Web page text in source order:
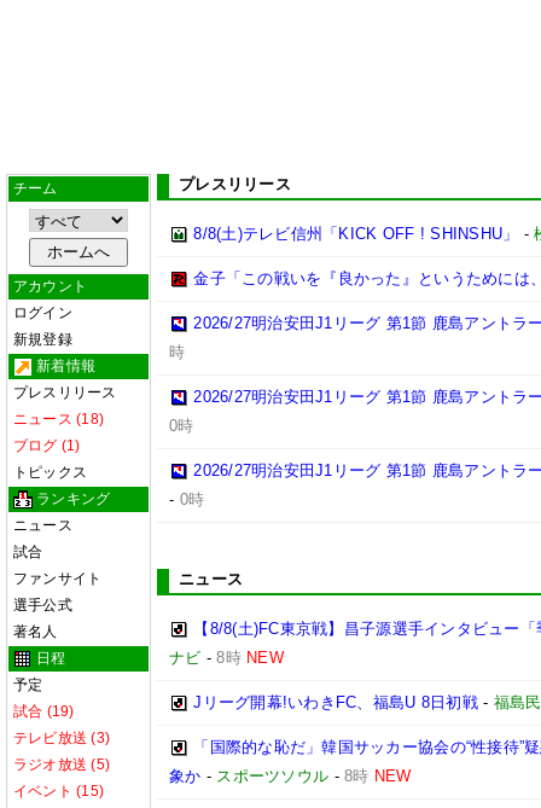
チーム
アカウント
ログイン
新規登録
新着情報
プレスリリース
ニュース (18)
ブログ (1)
トピックス
ランキング
ニュース
試合
ファンサイト
選手公式
著名人
日程
予定
試合 (19)
テレビ放送 (3)
ラジオ放送 (5)
イベント (15)
プレスリリース
8/8(土)テレビ信州「KICK OFF ! SHINSHU」 -
金子「この戦いを『良かった』というためには
2026/27明治安田J1リーグ 第1節 鹿島アントラ
時
2026/27明治安田J1リーグ 第1節 鹿島アントラ
0時
2026/27明治安田J1リーグ 第1節 鹿島アントラ
- 0時
ニュース
【8/8(土)FC東京戦】昌子源選手インタビュー
ナビ -8時 NEW
Jリーグ開幕!いわきFC、福島U 8日初戦- 福島
「国際的な恥だ」韓国サッカー協会の“性接待
象か - スポーツソウル -8時 NEW